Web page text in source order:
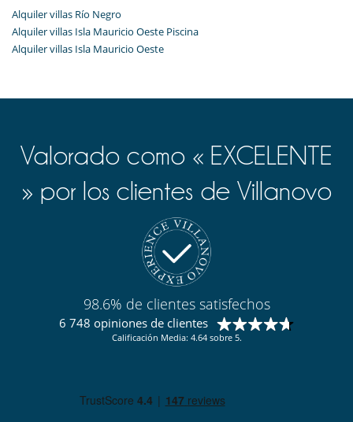
Alquiler villas Río Negro
Alquiler villas Isla Mauricio Oeste Piscina
Alquiler villas Isla Mauricio Oeste
Valorado como « EXCELENTE
» por los clientes de Villanovo
98.6% de clientes satisfechos
6 748 opiniones de clientes
Calificación Media: 4.64 sobre 5.